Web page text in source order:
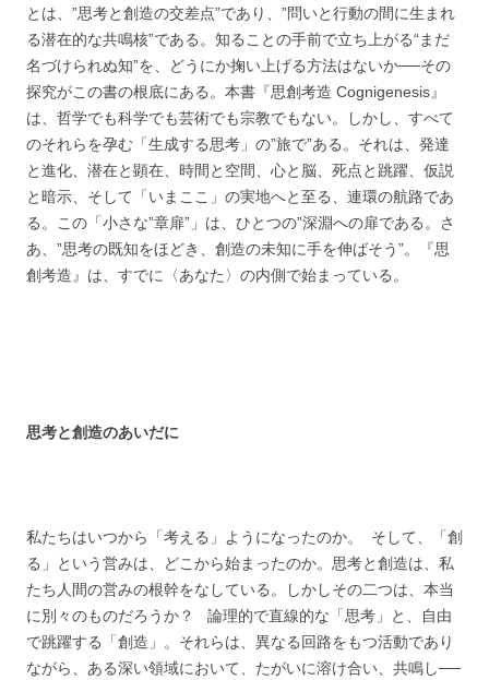
とは、”思考と創造の交差点”であり、”問いと行動の間に生まれ
る潜在的な共鳴核”である。知ることの手前で立ち上がる“まだ
名づけられぬ知”を、どうにか掬い上げる方法はないか──その
探究がこの書の根底にある。本書『思創考造 Cognigenesis』
は、哲学でも科学でも芸術でも宗教でもない。しかし、すべて
のそれらを孕む「生成する思考」の”旅で”ある。それは、発達
と進化、潜在と顕在、時間と空間、心と脳、死点と跳躍、仮説
と暗示、そして「いまここ」の実地へと至る、連環の航路であ
る。この「小さな”章扉”」は、ひとつの”深淵への扉である。さ
あ、”思考の既知をほどき、創造の未知に手を伸ばそう”。『思
創考造』は、すでに〈あなた〉の内側で始まっている。
思考と創造のあいだに
私たちはいつから「考える」ようになったのか。 そして、「創
る」という営みは、どこから始まったのか。思考と創造は、私
たち人間の営みの根幹をなしている。しかしその二つは、本当
に別々のものだろうか？ 論理的で直線的な「思考」と、自由
で跳躍する「創造」。それらは、異なる回路をもつ活動であり
ながら、ある深い領域において、たがいに溶け合い、共鳴し──